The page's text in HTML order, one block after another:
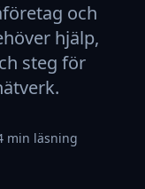
och
hjälp,
steg för
min läsning